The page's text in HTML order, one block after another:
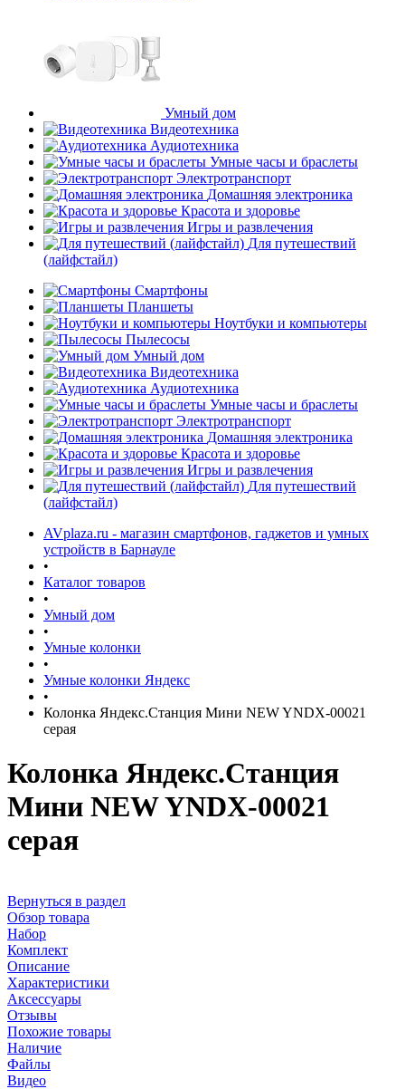
Умный дом
Видеотехника
Аудиотехника
Умные часы и браслеты
Электротранспорт
Домашняя электроника
Красота и здоровье
Игры и развлечения
Для путешествий
(лайфстайл)
Смартфоны
Планшеты
Ноутбуки и компьютеры
Пылесосы
Умный дом
Видеотехника
Аудиотехника
Умные часы и браслеты
Электротранспорт
Домашняя электроника
Красота и здоровье
Игры и развлечения
Для путешествий
(лайфстайл)
AVplaza.ru - магазин смартфонов, гаджетов и умных
устройств в Барнауле
•
Каталог товаров
•
Умный дом
•
Умные колонки
•
Умные колонки Яндекс
•
Колонка Яндекс.Станция Мини NEW YNDX-00021
серая
Колонка Яндекс.Станция
Мини NEW YNDX-00021
серая
Вернуться в раздел
Обзор товара
Набор
Комплект
Описание
Характеристики
Аксессуары
Отзывы
Похожие товары
Наличие
Файлы
Видео
раз в 2 недели